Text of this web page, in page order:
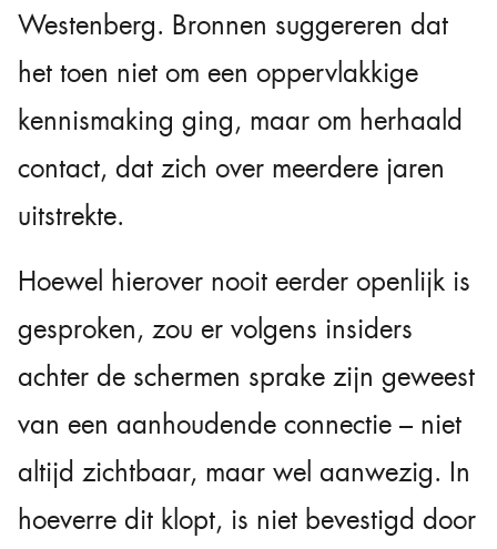
Westenberg. Bronnen suggereren dat
het toen niet om een oppervlakkige
kennismaking ging, maar om herhaald
contact, dat zich over meerdere jaren
uitstrekte.
Hoewel hierover nooit eerder openlijk is
gesproken, zou er volgens insiders
achter de schermen sprake zijn geweest
van een aanhoudende connectie – niet
altijd zichtbaar, maar wel aanwezig. In
hoeverre dit klopt, is niet bevestigd door